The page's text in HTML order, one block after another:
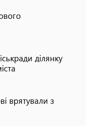
ділянку
врятували з